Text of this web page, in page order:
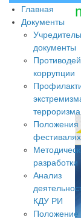
Главная
Документы
документы
коррупции
терроризма
Положения
фестивалях
разработки
Анализ
КДУ РИ
Положение